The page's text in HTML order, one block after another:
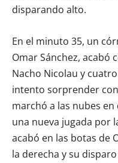
disparando alto.
En el minuto 35, un
Omar Sánchez, acabó
Nacho Nicolau y
intento sorprender
marchó a las nubes
una nueva jugada por
acabó en las botas de
la derecha y su